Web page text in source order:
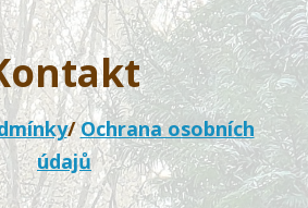
/Ochrana osobních
údajů